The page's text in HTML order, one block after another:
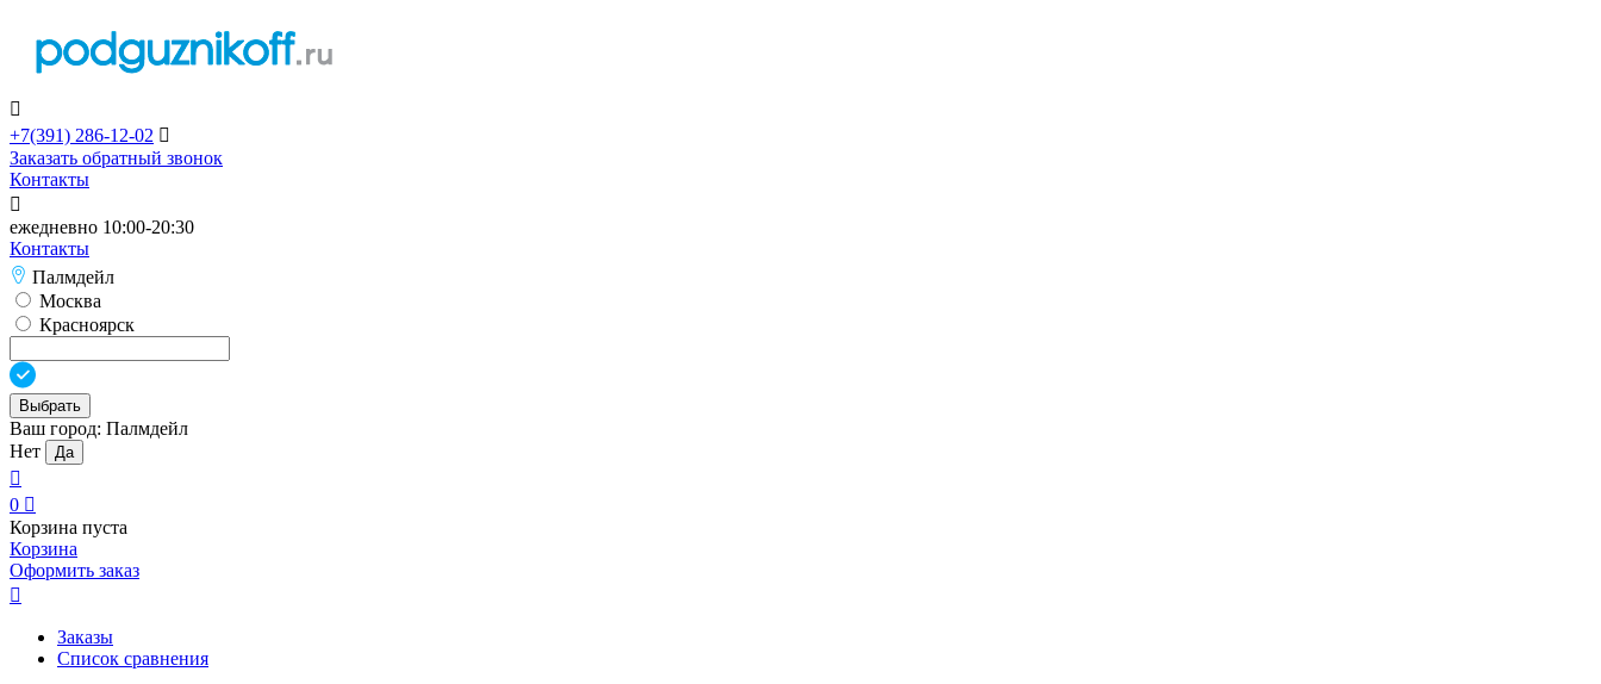

+7(391) 286-12-02 
Заказать обратный звонок
Контакты

ежедневно 10:00-20:30
Контакты
Палмдейл
Москва
Красноярск
Выбрать
Ваш город: Палмдейл
Нет
Да

0 
Корзина пуста
Корзина
Оформить заказ

Заказы
Список сравнения